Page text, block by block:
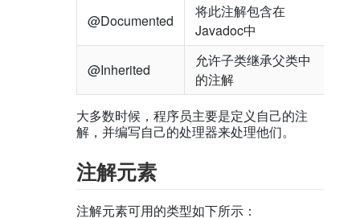
@Documented
将此注解包含在
Javadoc中
@Inherited
允许子类继承父类中
的注解
大多数时候，程序员主要是定义自己的注
解，并编写自己的处理器来处理他们。
注解元素
注解元素可用的类型如下所示：